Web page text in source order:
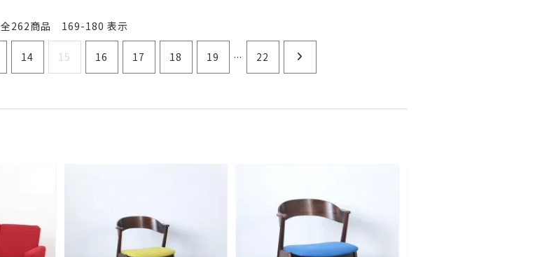
全262商品 169-180 表示
14 15 16 17 18 19 ... 22